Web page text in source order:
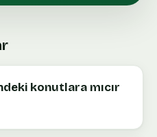
konutlara mıcır